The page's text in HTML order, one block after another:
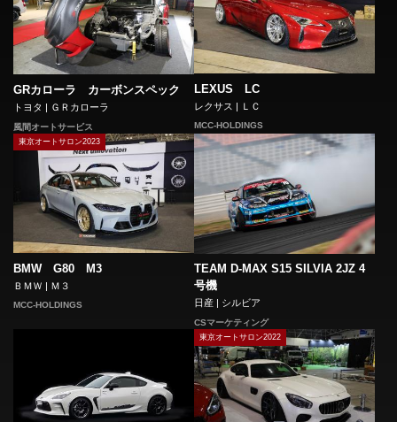
GRカローラ カーボンスペック
トヨタ | ＧＲカローラ
風間オートサービス
LEXUS LC
レクサス | ＬＣ
MCC-HOLDINGS
東京オートサロン2023
BMW G80 M3
ＢＭＷ | Ｍ３
MCC-HOLDINGS
TEAM D-MAX S15 SILVIA 2JZ 4
号機
日産 | シルビア
CSマーケティング
東京オートサロン2022